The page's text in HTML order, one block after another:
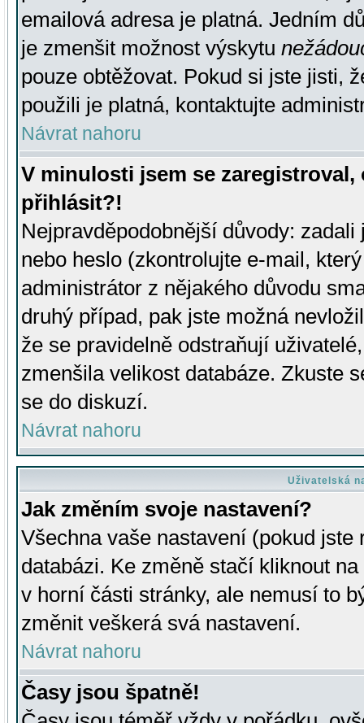
emailová adresa je platná. Jedním
je zmenšit možnost výskytu
pouze obtěžovat. Pokud si jste jisti,
použili je platná, kontaktujte
Návrat nahoru
V minulosti jsem se
přihlásit?!
Nejpravděpodobnější důvody:
nebo heslo (zkontrolujte e-mail,
administrátor z nějakého důvodu
druhý případ, pak jste možná
že se pravidelně odstraňují
zmenšila velikost databáze. Zkuste
se do diskuzí.
Návrat nahoru
Uživatelská
Jak změním svoje nastavení?
Všechna vaše nastavení (pokud
databázi. Ke změně stačí kliknout
v horní části stránky, ale nemusí to
změnit veškerá svá nastavení.
Návrat nahoru
Časy jsou špatně!